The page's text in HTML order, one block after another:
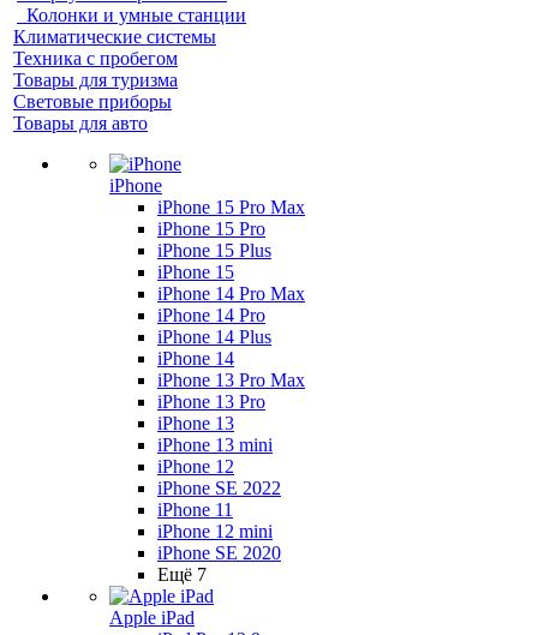
Колонки и умные станции
Климатические системы
Техника с пробегом
Товары для туризма
Световые приборы
Товары для авто
iPhone
iPhone 15 Pro Max
iPhone 15 Pro
iPhone 15 Plus
iPhone 15
iPhone 14 Pro Max
iPhone 14 Pro
iPhone 14 Plus
iPhone 14
iPhone 13 Pro Max
iPhone 13 Pro
iPhone 13
iPhone 13 mini
iPhone 12
iPhone SE 2022
iPhone 11
iPhone 12 mini
iPhone SE 2020
Ещё 7
Apple iPad